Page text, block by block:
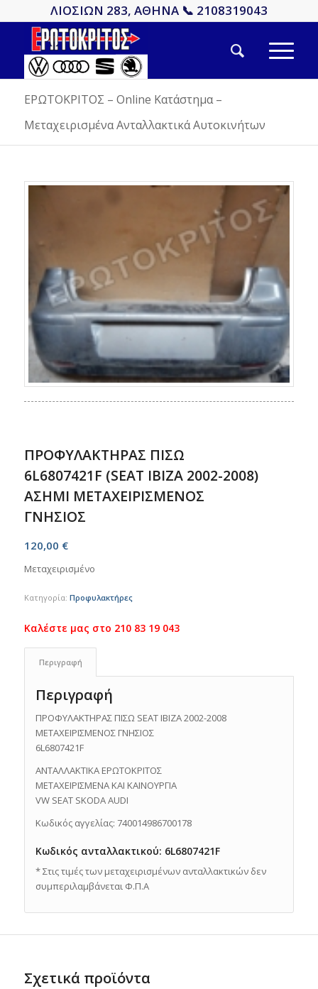
ΛΙΟΣΙΩΝ 283, ΑΘΗΝΑ 📞 2108319043
ΕΡΩΤΟΚΡΙΤΟΣ – Online Κατάστημα –
Μεταχειρισμένα Ανταλλακτικά Αυτοκινήτων
ΠΡΟΦΥΛΑΚΤΗΡΑΣ ΠΙΣΩ
6L6807421F (SEAT IBIZA 2002-2008)
ΑΣΗΜΙ ΜΕΤΑΧΕΙΡΙΣΜΕΝΟΣ
ΓΝΗΣΙΟΣ
120,00 €
Μεταχειρισμένο
Κατηγορία: Προφυλακτήρες
Περιγραφή
Περιγραφή
ΠΡΟΦΥΛΑΚΤΗΡΑΣ ΠΙΣΩ SEAT IBIZA 2002-2008
ΜΕΤΑΧΕΙΡΙΣΜΕΝΟΣ ΓΝΗΣΙΟΣ
6L6807421F
ΑΝΤΑΛΛΑΚΤΙΚΑ ΕΡΩΤΟΚΡΙΤΟΣ
ΜΕΤΑΧΕΙΡΙΣΜΕΝΑ ΚΑΙ ΚΑΙΝΟΥΡΓΙΑ
VW SEAT SKODA AUDI
Κωδικός αγγελίας: 740014986700178
Κωδικός ανταλλακτικού: 6L6807421F
* Στις τιμές των μεταχειρισμένων ανταλλακτικών δεν
συμπεριλαμβάνεται Φ.Π.Α
Σχετικά προϊόντα